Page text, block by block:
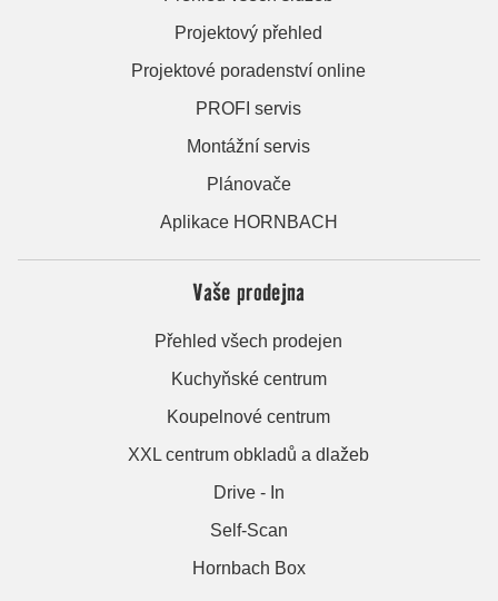
Projektový přehled
Projektové poradenství online
PROFI servis
Montážní servis
Plánovače
Aplikace HORNBACH
Vaše prodejna
Přehled všech prodejen
Kuchyňské centrum
Koupelnové centrum
XXL centrum obkladů a dlažeb
Drive - In
Self-Scan
Hornbach Box